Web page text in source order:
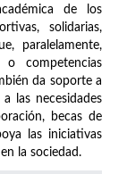
de los
solidarias,
paralelamente,
o competencias
da soporte a
las necesidades
becas de
las iniciativas
la sociedad.